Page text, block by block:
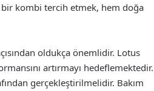
bir kombi tercih etmek, hem doğa
oldukça önemlidir. Lotus
artırmayı hedeflemektedir.
gerçekleştirilmelidir. Bakım